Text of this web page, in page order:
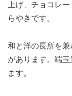
上げ、チョコレ
らやきです。
和と洋の長所を
があります。端
ます。